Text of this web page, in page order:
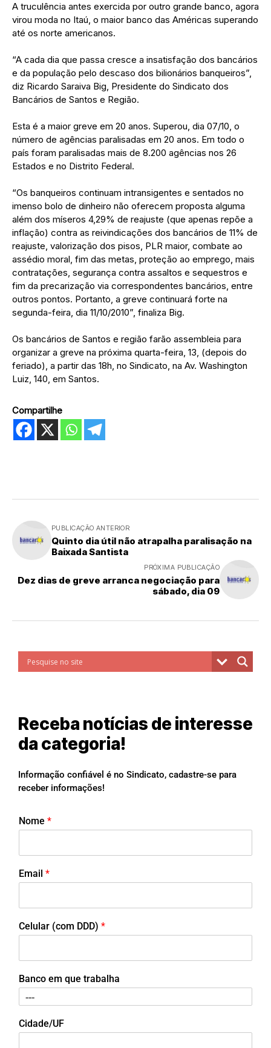
A truculência antes exercida por outro grande banco, agora
virou moda no Itaú, o maior banco das Américas superando
até os norte americanos.
“A cada dia que passa cresce a insatisfação dos bancários
e da população pelo descaso dos bilionários banqueiros”,
diz Ricardo Saraiva Big, Presidente do Sindicato dos
Bancários de Santos e Região.
Esta é a maior greve em 20 anos. Superou, dia 07/10, o
número de agências paralisadas em 20 anos. Em todo o
país foram paralisadas mais de 8.200 agências nos 26
Estados e no Distrito Federal.
“Os banqueiros continuam intransigentes e sentados no
imenso bolo de dinheiro não oferecem proposta alguma
além dos míseros 4,29% de reajuste (que apenas repõe a
inflação) contra as reivindicações dos bancários de 11% de
reajuste, valorização dos pisos, PLR maior, combate ao
assédio moral, fim das metas, proteção ao emprego, mais
contratações, segurança contra assaltos e sequestros e
fim da precarização via correspondentes bancários, entre
outros pontos. Portanto, a greve continuará forte na
segunda-feira, dia 11/10/2010”, finaliza Big.
Os bancários de Santos e região farão assembleia para
organizar a greve na próxima quarta-feira, 13, (depois do
feriado), a partir das 18h, no Sindicato, na Av. Washington
Luiz, 140, em Santos.
Compartilhe
PUBLICAÇÃO ANTERIOR
Quinto dia útil não atrapalha paralisação na
Baixada Santista
PRÓXIMA PUBLICAÇÃO
Dez dias de greve arranca negociação para
sábado, dia 09
Receba notícias de interesse
da categoria!
Informação confiável é no Sindicato, cadastre-se para
receber informações!
Nome *
Email *
Celular (com DDD) *
Banco em que trabalha
Cidade/UF